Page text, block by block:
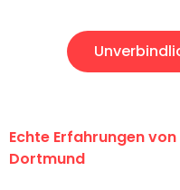
Echte Erfahrungen
Dortmund